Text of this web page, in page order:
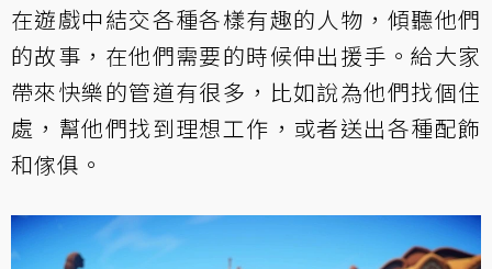
在遊戲中結交各種各樣有趣的人物，傾聽他們
的故事，在他們需要的時候伸出援手。給大家
帶來快樂的管道有很多，比如說為他們找個住
處，幫他們找到理想工作，或者送出各種配飾
和傢俱。